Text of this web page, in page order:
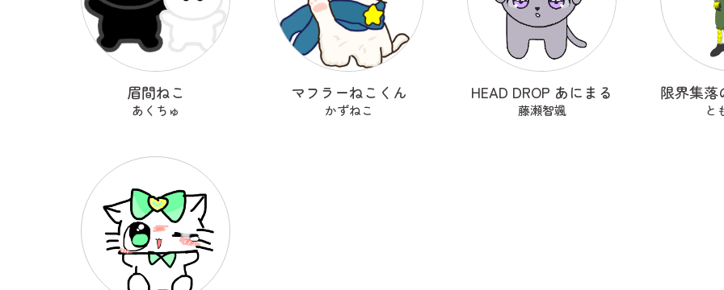
眉間ねこ
あくちゅ
マフラーねこくん
かずねこ
HEAD DROP あにまる
藤瀬智颯 と